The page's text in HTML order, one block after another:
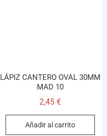
LÁPIZ CANTERO OVAL 30MM
MAD 10
2,45€
Añadir al carrito